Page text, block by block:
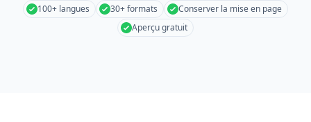
100+ langues 30+ formats
Conserver la mise en page
Aperçu gratuit